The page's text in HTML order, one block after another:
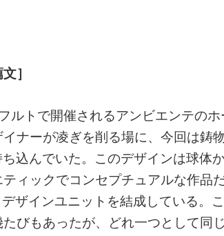
］
ルトで開催されるアンビエンテの
ナーが凌ぎを削る場に、今回は鋳
込んでいた。このデザインは球体
ィックでコンセプチュアルな作品
ザインユニットを結成している。
びもあったが、どれ一つとして同